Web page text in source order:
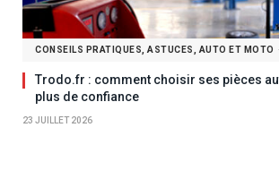
CONSEILS PRATIQUES, ASTUCES, AUTO ET MOTO
Trodo.fr : comment choisir ses pièces
plus de confiance
23 JUILLET 2026